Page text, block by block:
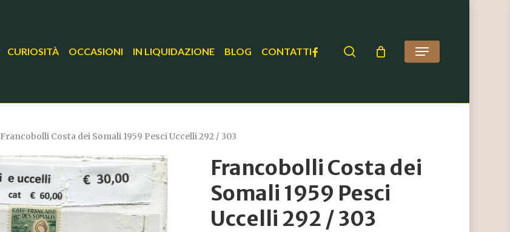
CURIOSITÀ OCCASIONI IN LIQUIDAZIONE BLOG CONTATTIFACEBOOK search Menu
Francobolli Costa dei Somali 1959 Pesci Uccelli 292 / 303
Francobolli Costa dei
Somali 1959 Pesci
Uccelli 292 / 303